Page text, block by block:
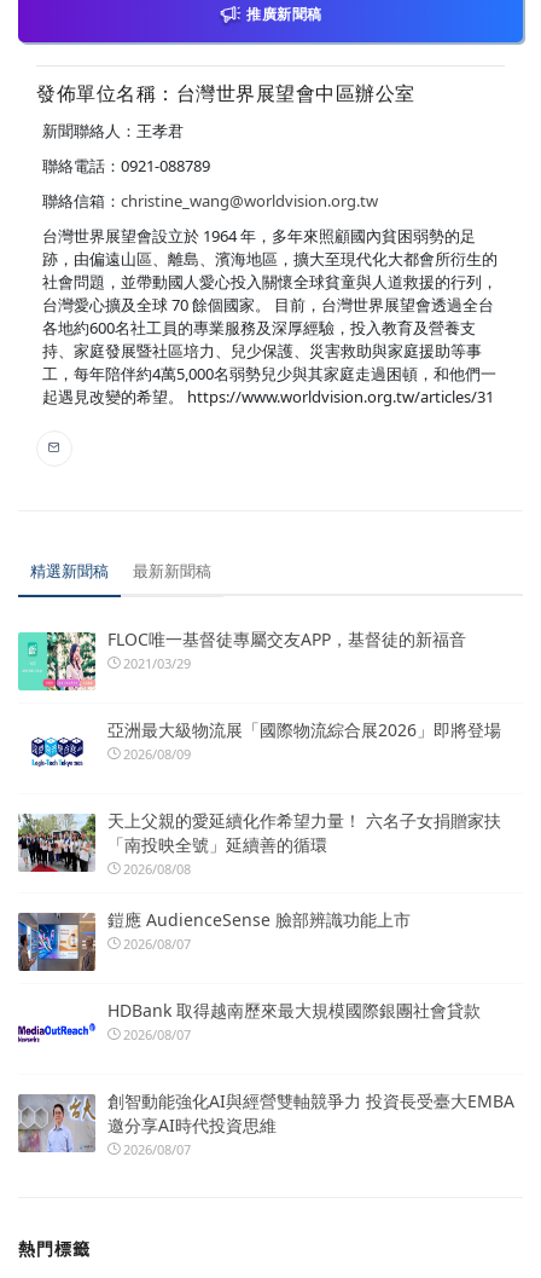
推廣新聞稿
發佈單位名稱：台灣世界展望會中區辦公室
新聞聯絡人：王孝君
聯絡電話：0921-088789
聯絡信箱： christine_wang@worldvision.org.tw
台灣世界展望會設立於 1964 年，多年來照顧國內貧困弱勢的足
跡，由偏遠山區、離島、濱海地區，擴大至現代化大都會所衍生的
社會問題，並帶動國人愛心投入關懷全球貧童與人道救援的行列，
台灣愛心擴及全球 70 餘個國家。 目前，台灣世界展望會透過全台
各地約600名社工員的專業服務及深厚經驗，投入教育及營養支
持、家庭發展暨社區培力、兒少保護、災害救助與家庭援助等事
工，每年陪伴約4萬5,000名弱勢兒少與其家庭走過困頓，和他們一
起遇見改變的希望。 https://www.worldvision.org.tw/articles/31
精選新聞稿 最新新聞稿
FLOC唯一基督徒專屬交友APP，基督徒的新福音
2021/03/29
亞洲最大級物流展「國際物流綜合展2026」即將登場
2026/08/09
天上父親的愛延續化作希望力量！ 六名子女捐贈家扶
「南投映全號」延續善的循環
2026/08/08
鎧應 AudienceSense 臉部辨識功能上市
2026/08/07
HDBank 取得越南歷來最大規模國際銀團社會貸款
2026/08/07
創智動能強化AI與經營雙軸競爭力 投資長受臺大EMBA
邀分享AI時代投資思維
2026/08/07
熱門標籤